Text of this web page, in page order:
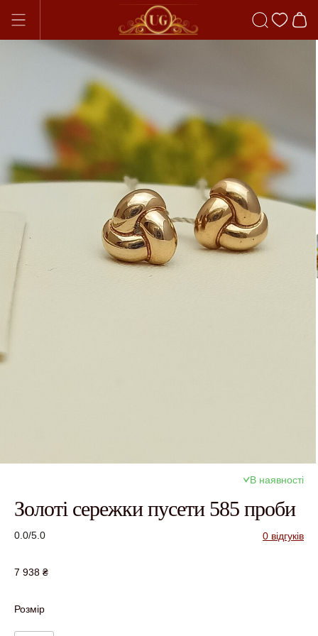
В наявності
Золоті сережки пусети 585 проби
0.0/5.0 0 відгуків
7 938 ₴
Розмір